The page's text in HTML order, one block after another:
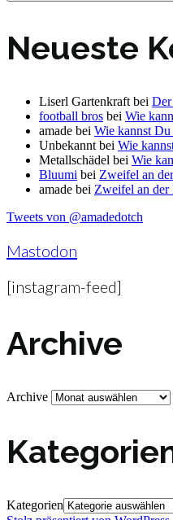
Neueste
Liserl Gartenkraft bei
football bros bei Wie
amade bei Wie kannst
Unbekannt bei Wie
Metallschädel bei Wie
Bluumi bei Zweifel an
amade bei Zweifel an
Tweets von @amadedotch
Mastodon
[instagram-feed]
Archive
Archive
Kategorien